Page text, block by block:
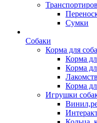
Сумки
Собаки
Корма для
Корма
Корма
Корма
Игрушки